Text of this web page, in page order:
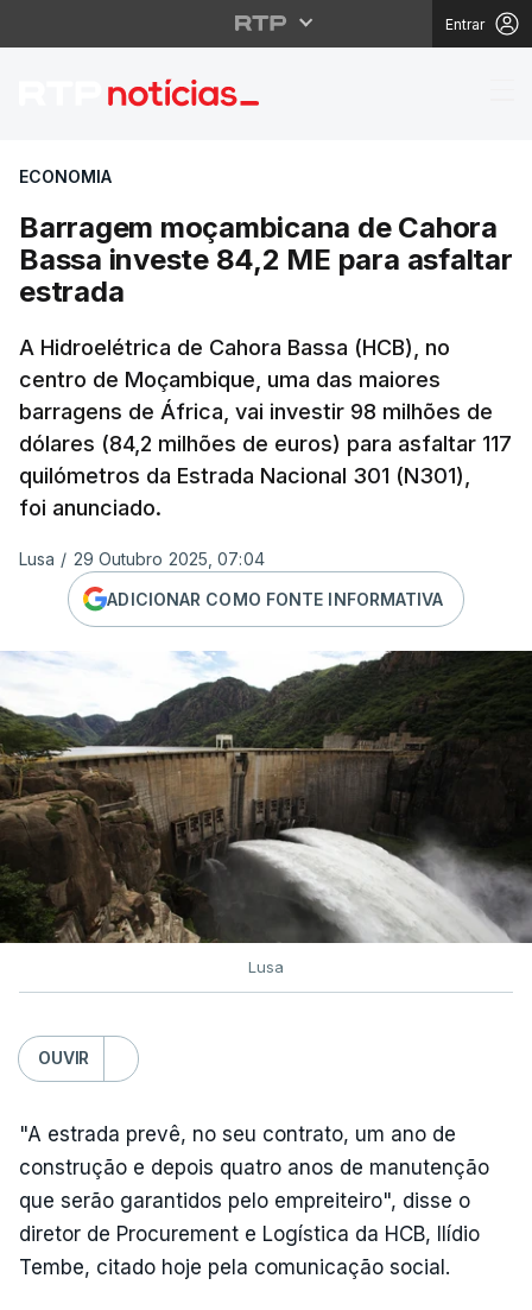
Entrar
Barragem
ECONOMIA
Barragem moçambicana de Cahora
Bassa investe 84,2 ME para asfaltar
estrada
A Hidroelétrica de Cahora Bassa (HCB), no
centro de Moçambique, uma das maiores
barragens de África, vai investir 98 milhões de
dólares (84,2 milhões de euros) para asfaltar 117
quilómetros da Estrada Nacional 301 (N301),
foi anunciado.
Lusa / 29 Outubro 2025, 07:04
ADICIONAR COMO FONTE INFORMATIVA
Lusa
OUVIR
"A estrada prevê, no seu contrato, um ano de
construção e depois quatro anos de manutenção
que serão garantidos pelo empreiteiro", disse o
diretor de Procurement e Logística da HCB, Ilídio
Tembe, citado hoje pela comunicação social.